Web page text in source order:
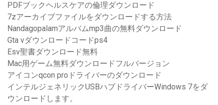
PDFブックヘルスケアの倫理ダウンロード
7zアーカイブファイルをダウンロードする方法
Nandagopalamアルバムmp3曲の無料ダウンロード
Gta vダウンロードコードps4
Esv聖書ダウンロード無料
Mac用ゲーム無料ダウンロードフルバージョン
アイコンqcon proドライバーのダウンロード
インテルジェネリックUSBハブドライバーWindows 7をダ
ウンロードします。